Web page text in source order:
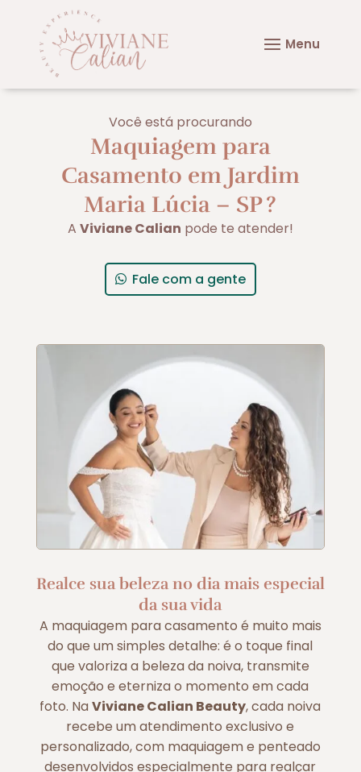
Você está procurando
Maquiagem para
Casamento em Jardim
Maria Lúcia – SP?
A Viviane Calian pode te atender!
Fale com a gente
Realce sua beleza no dia mais especial
da sua vida
A maquiagem para casamento é muito mais
do que um simples detalhe: é o toque final
que valoriza a beleza da noiva, transmite
emoção e eterniza o momento em cada
foto. NaViviane Calian Beauty, cada noiva
recebe um atendimento exclusivo e
personalizado, com maquiagem e penteado
desenvolvidos especialmente para realçar